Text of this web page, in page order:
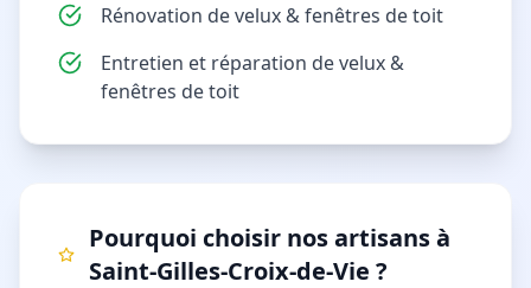
Rénovation de velux & fenêtres de toit
Entretien et réparation de velux &
fenêtres de toit
Pourquoi choisir nos artisans à
Saint-Gilles-Croix-de-Vie ?